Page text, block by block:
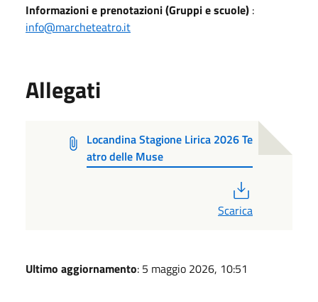
Informazioni e prenotazioni (Gruppi e scuole) :
info@marcheteatro.it
Allegati
Locandina Stagione Lirica 2026 Te
atro delle Muse
Scarica
Ultimo aggiornamento: 5 maggio 2026, 10:51